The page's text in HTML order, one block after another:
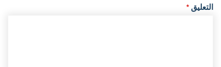
التعليق *